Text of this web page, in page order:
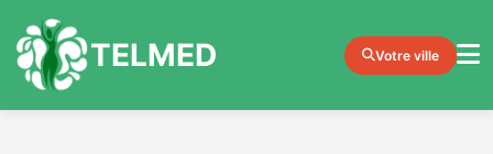
TELMED Votre ville